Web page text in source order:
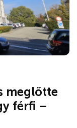
meglőtte
férfi –